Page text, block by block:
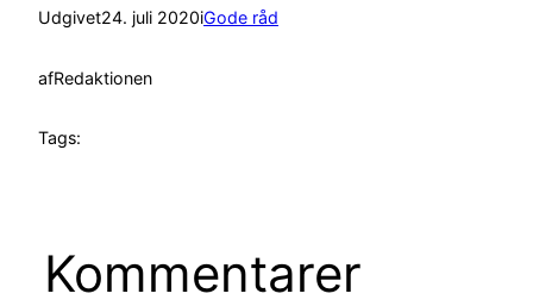
Udgivet24. juli 2020iGode råd
afRedaktionen
Tags:
Kommentarer